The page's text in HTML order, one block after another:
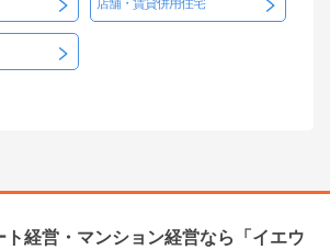
店舗・賃貸併用住宅
ト経営・マンション経営なら「イエウ